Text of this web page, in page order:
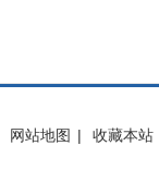
网站地图 | 收藏本站